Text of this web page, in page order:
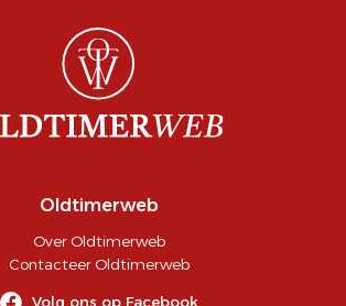
Oldtimerweb
Over Oldtimerweb
Contacteer Oldtimerweb
Volg ons op Facebook